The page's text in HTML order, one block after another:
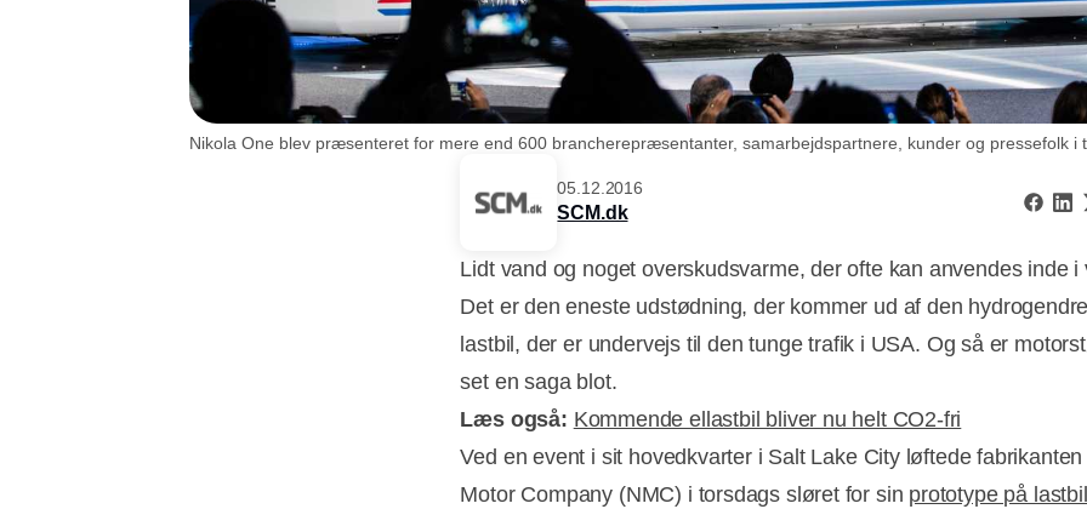
Nikola One blev præsenteret for mere end 600 brancherepræsentanter, samarbejdspartnere, kunder og pressefolk i
05.12.2016
SCM.dk
Lidt vand og noget overskudsvarme, der ofte kan anvendes inde i
Det er den eneste udstødning, der kommer ud af den
lastbil, der er undervejs til den tunge trafik i USA. Og så er
set en saga blot.
Læs også: Kommende ellastbil bliver nu helt CO2-fri
Ved en event i sit hovedkvarter i Salt Lake City løftede
Motor Company (NMC) i torsdags sløret for sin prototype på